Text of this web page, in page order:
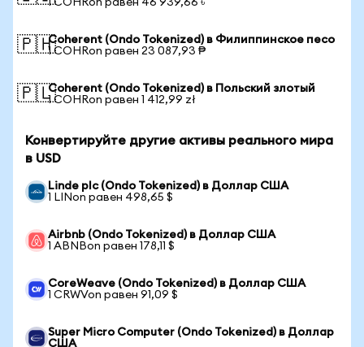
1 COHRon равен 46 939,66 ৳
🇵🇭Coherent (Ondo Tokenized) в Филиппинское песо
1 COHRon равен 23 087,93 ₱
🇵🇱Coherent (Ondo Tokenized) в Польский злотый
1 COHRon равен 1 412,99 zł
Конвертируйте другие активы реального мира
в USD
Linde plc (Ondo Tokenized) в Доллар США
1 LINon равен 498,65 $
Airbnb (Ondo Tokenized) в Доллар США
1 ABNBon равен 178,11 $
CoreWeave (Ondo Tokenized) в Доллар США
1 CRWVon равен 91,09 $
Super Micro Computer (Ondo Tokenized) в Доллар
США